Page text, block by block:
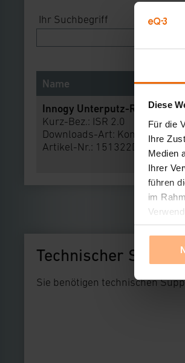
Diese
Für die
Ihre
Medien
Ihrer
führen
im
und
unter
Ihr Suchbegriff
Name
Innogy Unterputz-
Kurz-Bez.: ISR 2.0
Downloads-Art:
Artikel-Nr.: 151322D0A
Technischer
Sie benötigen technischen